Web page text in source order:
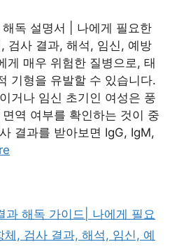
독 설명서 | 나에게 필요한
검사 결과, 해석, 임신, 예방
게 매우 위험한 질병으로, 태
기형을 유발할 수 있습니다.
거나 임신 초기인 여성은 풍
역 여부를 확인하는 것이 중
결과를 받아보면 IgG, IgM,
과 해독 가이드| 나에게 필요
, 검사 결과, 해석, 임신, 예